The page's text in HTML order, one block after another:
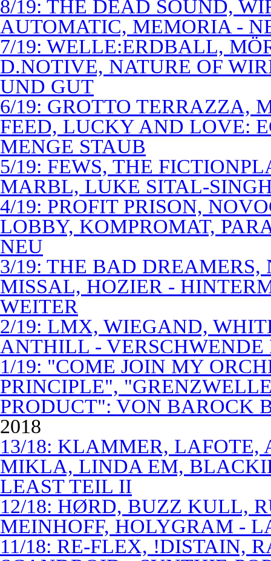
8/19: THE DEAD SOUND,
AUTOMATIC, MEMORIA -
7/19: WELLE:ERDBALL,
D.NOTIVE, NATURE OF
UND GUT
6/19: GROTTO TERRAZZA,
FEED, LUCKY AND LOVE:
MENGE STAUB
5/19: FEWS, THE
MARBL, LUKE SITAL-
4/19: PROFIT PRISON,
LOBBY, KOMPROMAT,
NEU
3/19: THE BAD
MISSAL, HOZIER -
WEITER
2/19: LMX, WIEGAND,
ANTHILL -
1/19: "COME JOIN MY
PRINCIPLE",
PRODUCT": VON BAROCK
2018
13/18: KLAMMER,
MIKLA, LINDA EM,
LEAST TEIL II
12/18: HØRD, BUZZ KULL,
MEINHOFF, HOLYGRAM -
11/18: RE-FLEX, !DISTAIN,